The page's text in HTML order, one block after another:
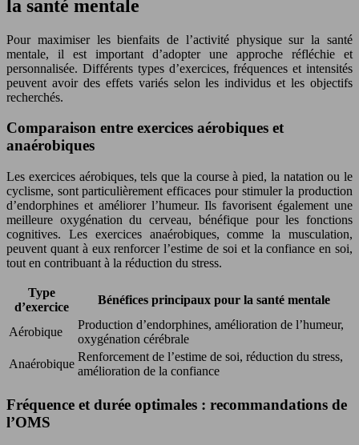
la santé mentale
Pour maximiser les bienfaits de l’activité physique sur la santé
mentale, il est important d’adopter une approche réfléchie et
personnalisée. Différents types d’exercices, fréquences et intensités
peuvent avoir des effets variés selon les individus et les objectifs
recherchés.
Comparaison entre exercices aérobiques et
anaérobiques
Les exercices aérobiques, tels que la course à pied, la natation ou le
cyclisme, sont particulièrement efficaces pour stimuler la production
d’endorphines et améliorer l’humeur. Ils favorisent également une
meilleure oxygénation du cerveau, bénéfique pour les fonctions
cognitives. Les exercices anaérobiques, comme la musculation,
peuvent quant à eux renforcer l’estime de soi et la confiance en soi,
tout en contribuant à la réduction du stress.
Type
d’exercice
Bénéfices principaux pour la santé mentale
Aérobique
Production d’endorphines, amélioration de l’humeur,
oxygénation cérébrale
Anaérobique
Renforcement de l’estime de soi, réduction du stress,
amélioration de la confiance
Fréquence et durée optimales : recommandations de
l’OMS